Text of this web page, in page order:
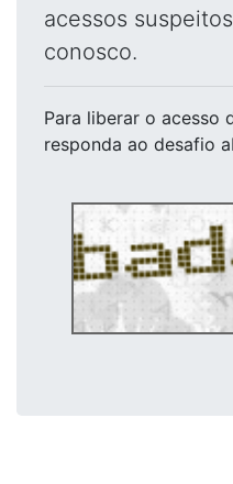
acessos
conosco.
Para liberar o acesso
responda ao desafio